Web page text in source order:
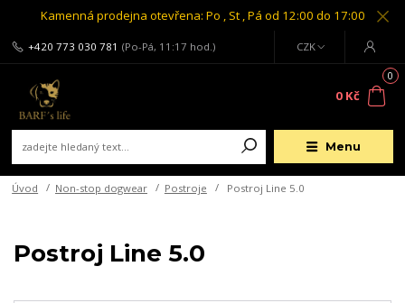
Kamenná prodejna otevřena: Po , St , Pá od 12:00 do 17:00
Menu
CZK
+420 773 030 781 (Po-Pá, 11:17 hod.)
0
0 Kč
Úvod Non-stop dogwear Postroje Postroj Line 5.0
Postroj Line 5.0